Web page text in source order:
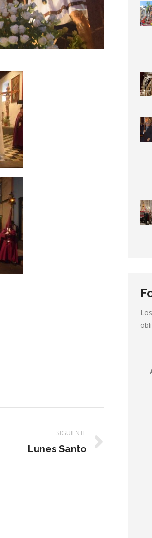
SIGUIENTE
Lunes Santo